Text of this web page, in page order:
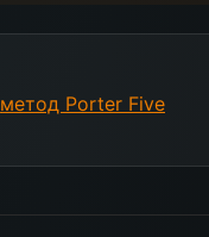
метод Porter Five